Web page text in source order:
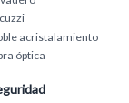
acristalamiento
óptica